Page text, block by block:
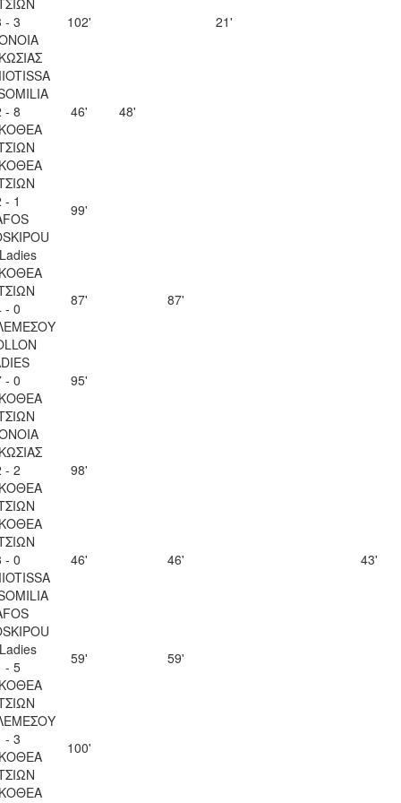
- 3
102' 21'
- 8
46' 48'
- 1
99'
- 0
87' 87'
- 0
95'
- 2
98'
- 0
46' 46' 43'
- 5
59' 59'
- 3
100'